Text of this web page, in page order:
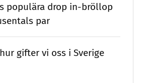
populära drop in-bröllop
par
gifter vi oss i Sverige